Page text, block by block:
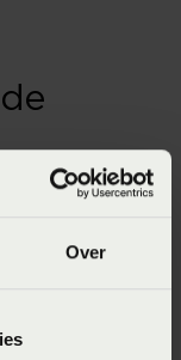
Over
verkrijgbaar in